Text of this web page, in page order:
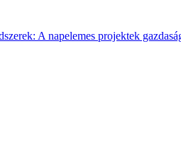
A napelemes projektek